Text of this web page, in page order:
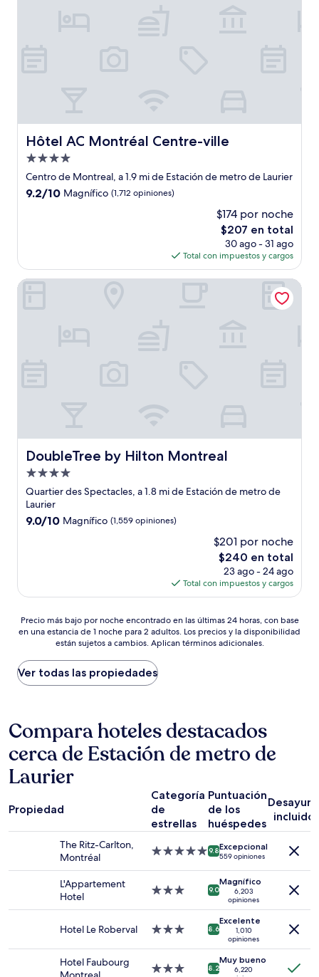
Hôtel AC Montréal Centre-ville
Hôtel AC Montréal Centre-ville
Propiedad
de
4.0
Centro de Montreal, a 1.9 mi de Estación de metro de Laurier
9.2
9.2/10 Magnífico (1,712 opiniones)
$174 por noche
El
precio
actual
es
de
$207 en total
30 ago - 31 ago
Total con impuestos y cargos
DoubleTree by Hilton Montreal
DoubleTree by Hilton Montreal
Propiedad
de
4.0
estrellas
Quartier des Spectacles, a 1.8 mi de Estación de metro de
Laurier
9.0
9.0/10 Magnífico (1,559 opiniones)
$201 por noche
El
precio
actual
es
$240
$240 en total
23 ago - 24 ago
Total con impuestos y cargos
DoubleTree by Hilton Montreal
Precio
más
por
noche
encontrado
últimas
24
horas,
con
base
en
estancia
disponibilidad
Precio más bajo por noche encontrado en las últimas 24 horas, con base
en una estancia de 1 noche para 2 adultos. Los precios y la disponibilidad
están sujetos a cambios. Aplican términos adicionales.
Ver todas las propiedades
Compara hoteles destacados
cerca de Estación de metro de
Laurier
Propiedad
Categoría
de
estrellas
Puntuación
de los
huéspedes
incluido
The Ritz-Carlton,
Montréal
Propiedad
estrellas
9.8Excepcional
559 opiniones
L'Appartement
Hotel
Propiedad
estrellas
9.0
Magnífico
6,203
opiniones
Hotel Le Roberval
Propiedad
estrellas
8.6
Excelente
1,010
opiniones
Hotel Faubourg
Propiedad
8.2
Muy bueno
6,220